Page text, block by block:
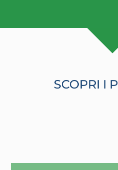
SCOPRI I